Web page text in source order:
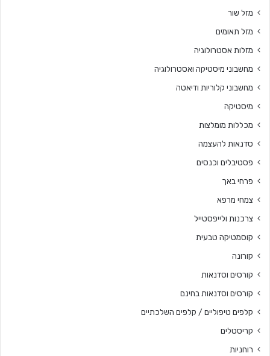
מזל שור
מזל תאומים
מזלות אסטרולוגיה
מחשבוני מיסטיקה ואסטרולוגיה
מחשבוני קלוריות ודיאטה
מיסטיקה
מכללות מומלצות
סדנאות להעצמה
פסטיבלים וכנסים
פרחי באך
צמחי מרפא
צרכנות ולייפסטייל
קוסמטיקה טבעית
קורונה
קורסים וסדנאות
קורסים וסדנאות בחינם
קלפים טיפוליים / קלפים השלכתיים
קריסטלים
רוחניות